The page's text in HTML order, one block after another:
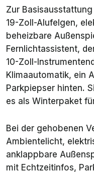
Zur Basisausstattung
19-Zoll-Alufelgen,
beheizbare
Fernlichtassistent,
10-Zoll-
Klimaautomatik, ein
Parkpiepser hinten.
es als Winterpaket
Bei der gehobenen
Ambientelicht,
anklappbare
mit Echtzeitinfos,